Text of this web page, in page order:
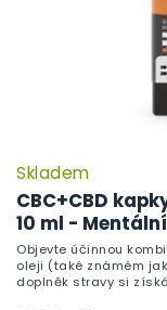
CBC+CBD
10 ml -
Skladem
Objevte účinnou
oleji (také známém
doplněk stravy si